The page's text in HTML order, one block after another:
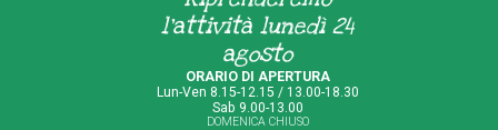
l'attività lunedì 24
agosto
ORARIO DI APERTURA
Lun-Ven 8.15-12.15 / 13.00-18.30
Sab 9.00-13.00
DOMENICA CHIUSO